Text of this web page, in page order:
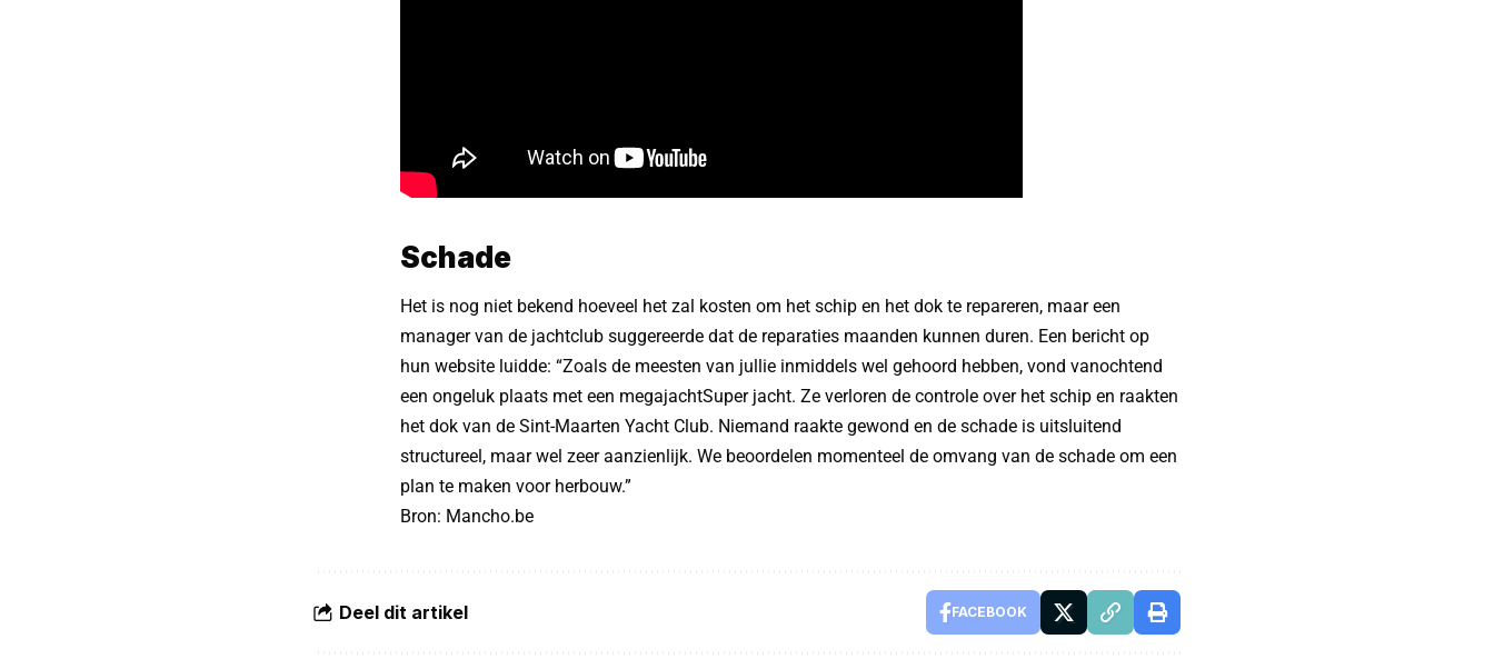
Schade
Het is nog niet bekend hoeveel het zal kosten om het schip en het dok te repareren, maar een
manager van de jachtclub suggereerde dat de reparaties maanden kunnen duren. Een bericht op
hun website luidde: “Zoals de meesten van jullie inmiddels wel gehoord hebben, vond vanochtend
een ongeluk plaats met een megajachtSuper jacht. Ze verloren de controle over het schip en raakten
het dok van de Sint-Maarten Yacht Club. Niemand raakte gewond en de schade is uitsluitend
structureel, maar wel zeer aanzienlijk. We beoordelen momenteel de omvang van de schade om een
plan te maken voor herbouw.”
Bron: Mancho.be
Deel dit artikel FACEBOOK